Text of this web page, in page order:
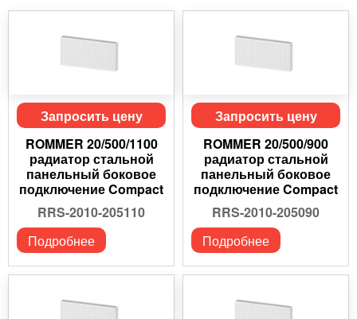
Запросить цену
ROMMER 20/500/1100
радиатор стальной
панельный боковое
подключение Compact
RRS-2010-205110
Подробнее
Запросить цену
ROMMER 20/500/900
радиатор стальной
панельный боковое
подключение Compact
RRS-2010-205090
Подробнее